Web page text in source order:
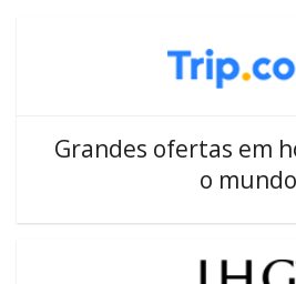
Grandes ofertas em
o mundo